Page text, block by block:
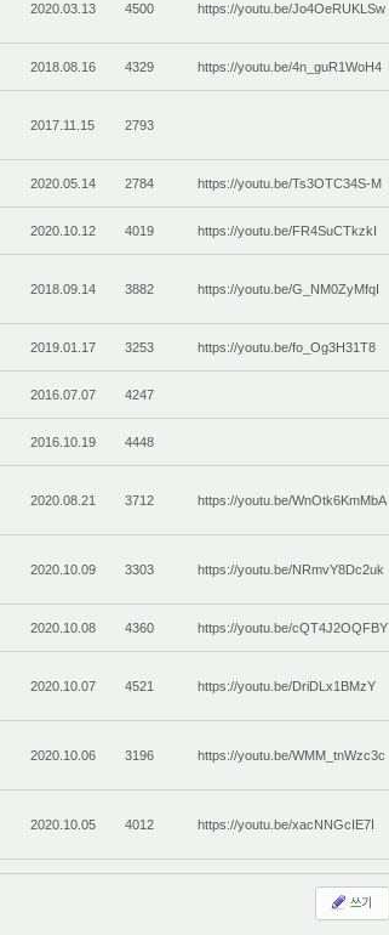
2020.03.13 4500 https://youtu.be/Jo4OeRUKLSw
2018.08.16 4329 https://youtu.be/4n_guR1WoH4
2017.11.15 2793
2020.05.14 2784 https://youtu.be/Ts3OTC34S-M
2020.10.12 4019 https://youtu.be/FR4SuCTkzkI
2018.09.14 3882 https://youtu.be/G_NM0ZyMfqI
2019.01.17 3253 https://youtu.be/fo_Og3H31T8
2016.07.07 4247
2016.10.19 4448
2020.08.21 3712 https://youtu.be/WnOtk6KmMbA
2020.10.09 3303 https://youtu.be/NRmvY8Dc2uk
2020.10.08 4360 https://youtu.be/cQT4J2OQFBY
2020.10.07 4521 https://youtu.be/DriDLx1BMzY
2020.10.06 3196 https://youtu.be/WMM_tnWzc3c
2020.10.05 4012 https://youtu.be/xacNNGcIE7I
쓰기